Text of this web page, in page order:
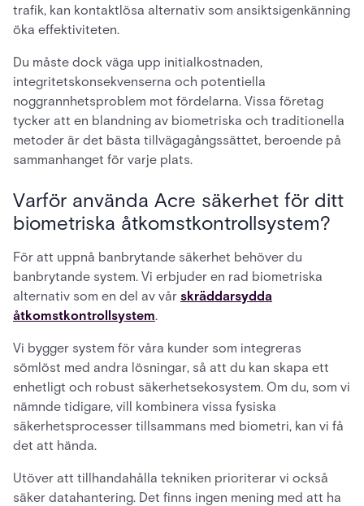
trafik, kan kontaktlösa alternativ som ansiktsigenkänning
öka effektiviteten.
Du måste dock väga upp initialkostnaden,
integritetskonsekvenserna och potentiella
noggrannhetsproblem mot fördelarna. Vissa företag
tycker att en blandning av biometriska och traditionella
metoder är det bästa tillvägagångssättet, beroende på
sammanhanget för varje plats.
Varför använda Acre säkerhet för ditt
biometriska åtkomstkontrollsystem?
För att uppnå banbrytande säkerhet behöver du
banbrytande system. Vi erbjuder en rad biometriska
alternativ som en del av vår skräddarsydda
åtkomstkontrollsystem.
Vi bygger system för våra kunder som integreras
sömlöst med andra lösningar, så att du kan skapa ett
enhetligt och robust säkerhetsekosystem. Om du, som vi
nämnde tidigare, vill kombinera vissa fysiska
säkerhetsprocesser tillsammans med biometri, kan vi få
det att hända.
Utöver att tillhandahålla tekniken prioriterar vi också
säker datahantering. Det finns ingen mening med att ha